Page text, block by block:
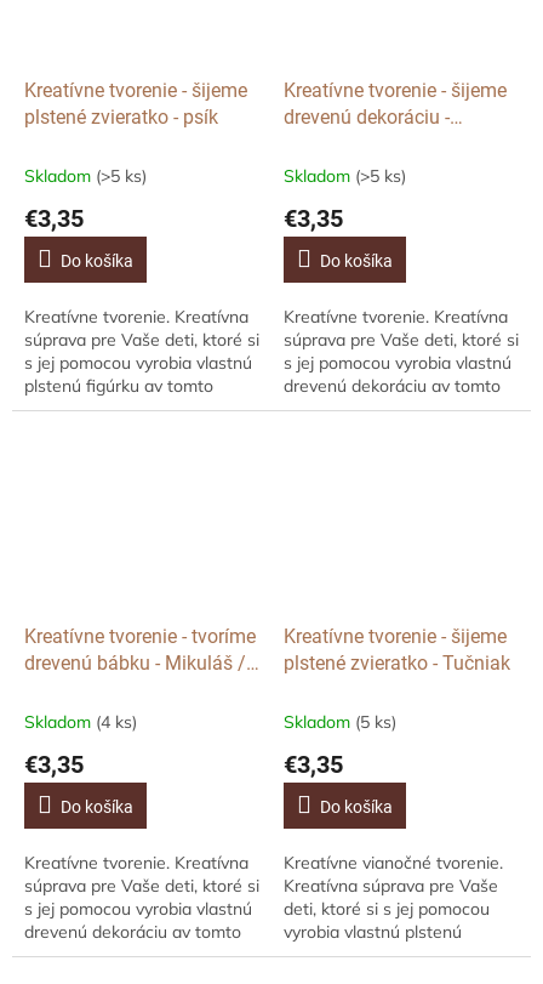
Kreatívne tvorenie - šijeme
plstené zvieratko - psík
Skladom (>5 ks)
€3,35
Do košíka
Kreatívne tvorenie. Kreatívna
súprava pre Vaše deti, ktoré si
s jej pomocou vyrobia vlastnú
plstenú figúrku av tomto
prípade ide o roztomilého
Kreatívne tvorenie - šijeme
drevenú dekoráciu -
Skladom (>5 ks)
€3,35
Do košíka
Kreatívne tvorenie. Kreatívna
súprava pre Vaše deti, ktoré si
s jej pomocou vyrobia vlastnú
drevenú dekoráciu av tomto
prípade „vyšívame“ vianočný
Kreatívne tvorenie - tvoríme
drevenú bábku - Mikuláš /
Skladom (4 ks)
€3,35
Do košíka
Kreatívne tvorenie. Kreatívna
súprava pre Vaše deti, ktoré si
s jej pomocou vyrobia vlastnú
drevenú dekoráciu av tomto
prípade bábku Santy /
Kreatívne tvorenie - šijeme
plstené zvieratko - Tučniak
Skladom (5 ks)
€3,35
Do košíka
Kreatívne vianočné tvorenie.
Kreatívna súprava pre Vaše
deti, ktoré si s jej pomocou
vyrobia vlastnú plstenú
figúrku av tomto prípade ide o